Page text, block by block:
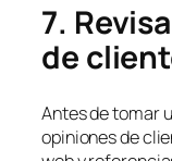
7.
de
Antes de tomar
opiniones de